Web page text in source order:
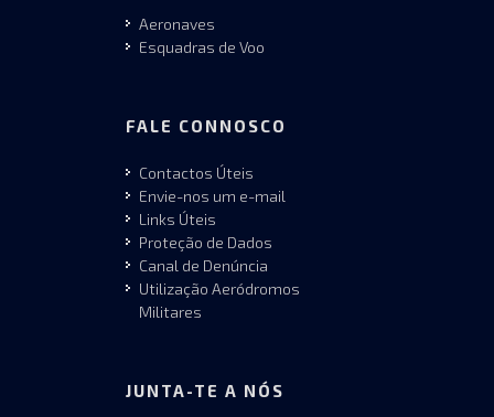
Aeronaves
Esquadras de Voo
FALE CONNOSCO
Contactos Úteis
Envie-nos um e-mail
Links Úteis
Proteção de Dados
Canal de Denúncia
Utilização Aeródromos
Militares
JUNTA-TE A NÓS